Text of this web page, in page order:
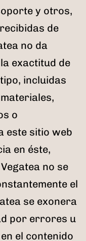
y otros,
de
no da
exactitud de
incluidas
o
este sitio web
en éste,
no se
el
se exonera
por errores u
el contenido